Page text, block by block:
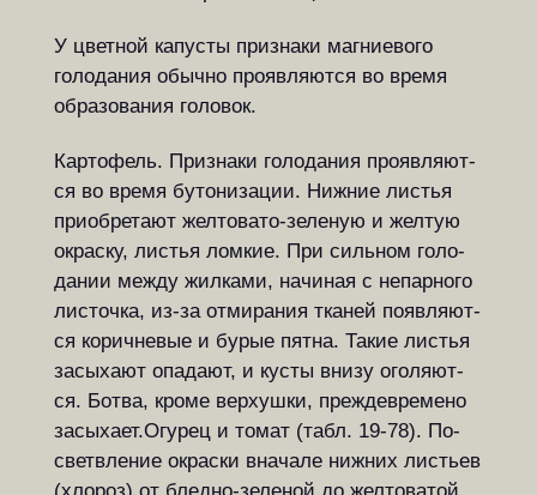
У цветной капусты признаки маг­ни­е­во­го
голодания обычно про­яв­ля­ют­ся во вре­мя
образования головок.
Картофель. При­зна­ки го­ло­да­ния про­яв­ля­ют­
ся во вре­мя бу­то­ни­за­ции. Нижние ли­с­тья
при­об­ре­та­ют жел­то­ва­то-зе­ле­ную и жел­тую
ок­рас­ку, ли­с­тья лом­кие. При силь­ном го­ло­
да­нии меж­ду жил­ка­ми, на­чи­ная с не­пар­но­го
ли­с­точ­ка, из-за от­ми­ра­ния тка­ней по­яв­ля­ют­
ся ко­рич­не­вые и бу­рые пят­на. Та­кие ли­с­тья
за­сы­ха­ют опа­да­ют, и ку­с­ты вни­зу ого­ля­ют­
ся. Бот­ва, кро­ме вер­хуш­ки, преж­дев­ре­ме­но
засыхает.Огурец и томат (табл. 19-78). По­
свет­в­ле­ние ок­рас­ки вначале нижних ли­с­ть­ев